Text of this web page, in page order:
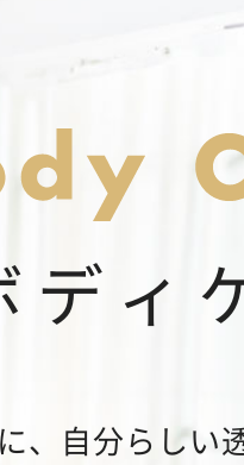
ブラ
一覧
フェムケア
ボディケア
ディ
、自分らしい